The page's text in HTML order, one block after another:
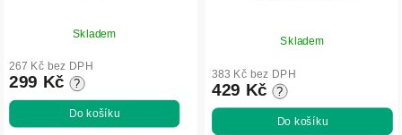
Skladem
267 Kč bez DPH
299 Kč ?
Do košíku
Skladem
383 Kč bez DPH
429 Kč ?
Do košíku